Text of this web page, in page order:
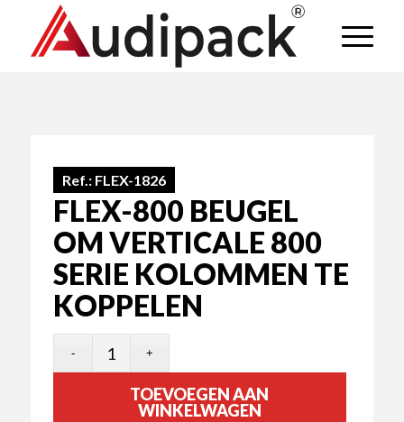
Ref.: FLEX-1826
FLEX-800 BEUGEL
OM VERTICALE 800
SERIE KOLOMMEN TE
KOPPELEN
TOEVOEGEN AAN
WINKELWAGEN